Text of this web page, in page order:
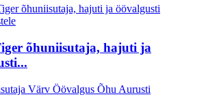
õhuniisutaja, hajuti ja